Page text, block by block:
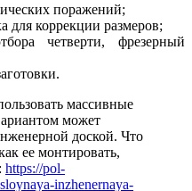
поражений;
для коррекции размеров;
четверти, фрезерный
массивные
может
доской. Что
ее монтировать,
https://pol-
inzhenernaya-